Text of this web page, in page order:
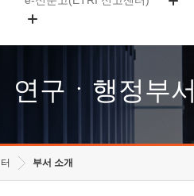
고객의소리
수의계약 현황
연구ㆍ행정부서
부서 소개